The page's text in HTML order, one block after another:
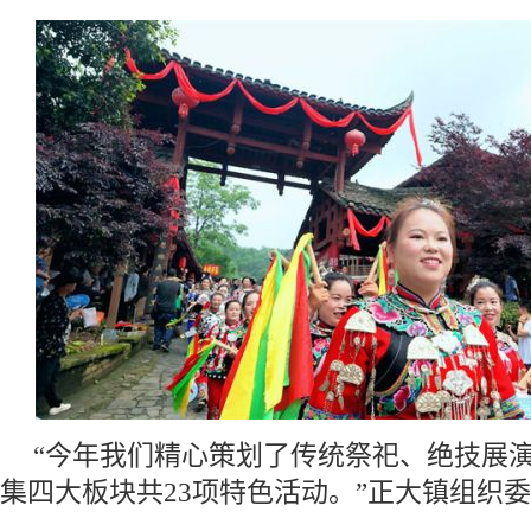
“今年我们精心策划了传统祭祀、绝技展
集四大板块共23项特色活动。”正大镇组织